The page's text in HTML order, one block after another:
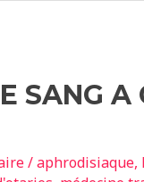
SANG A
/aphrodisiaque,